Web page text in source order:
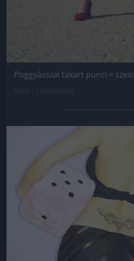
Poggyásszal takart punci = szexi